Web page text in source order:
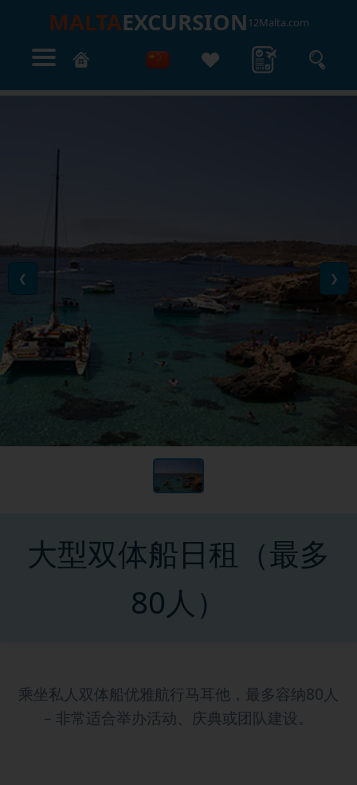
MALTAEXCURSION 12Malta.com
❮ ❯
大型双体船日租（最多
80人）
乘坐私人双体船优雅航行马耳他，最多容纳80人
– 非常适合举办活动、庆典或团队建设。